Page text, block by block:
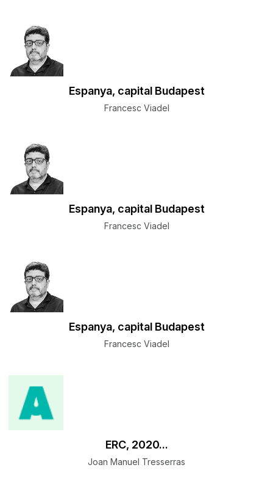
Espanya, capital Budapest
Francesc Viadel
Espanya, capital Budapest
Francesc Viadel
Espanya, capital Budapest
Francesc Viadel
ERC, 2020...
Joan Manuel Tresserras